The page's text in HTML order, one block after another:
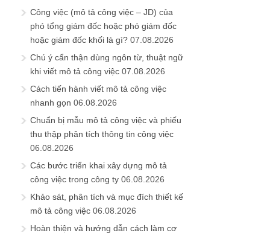
Công việc (mô tả công việc – JD) của
phó tổng giám đốc hoặc phó giám đốc
hoặc giám đốc khối là gì? 07.08.2026
Chú ý cẩn thận dùng ngôn từ, thuật ngữ
khi viết mô tả công việc 07.08.2026
Cách tiến hành viết mô tả công việc
nhanh gọn 06.08.2026
Chuẩn bị mẫu mô tả công việc và phiếu
thu thập phân tích thông tin công việc
06.08.2026
Các bước triển khai xây dựng mô tả
công việc trong công ty 06.08.2026
Khảo sát, phân tích và mục đích thiết kế
mô tả công việc 06.08.2026
Hoàn thiện và hướng dẫn cách làm cơ